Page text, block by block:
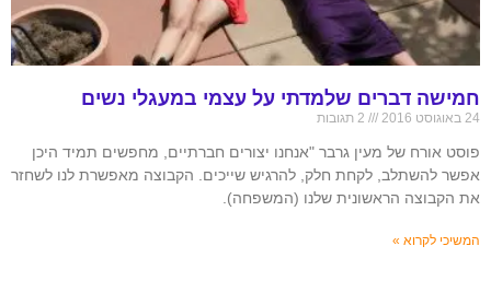
חמישה דברים שלמדתי על עצמי במעגלי נשים
24 באוגוסט 2016
פוסט אורח של מעין גרבר "אנחנו יצורים חברתיים, מחפשים תמיד היכן
אפשר להשתלב, לקחת חלק, להרגיש שייכים. הקבוצה מאפשרת לנו לשחזר
את הקבוצה הראשונית שלנו (המשפחה).
המשיכי לקרוא »